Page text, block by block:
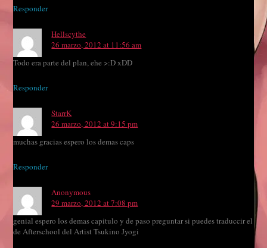
Responder
Hellscythe
26 marzo, 2012 at 11:56 am
Todo era parte del plan, ehe >:D xDD
Responder
StarrK
26 marzo, 2012 at 9:15 pm
muchas gracias espero los demas caps
Responder
Anonymous
29 marzo, 2012 at 7:08 pm
genial espero los demas capitulo y de paso preguntar si puedes traduccir el
de Afterschool del Artist Tsukino Jyogi